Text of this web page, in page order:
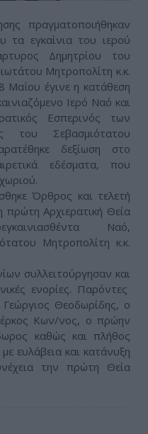
πραγματοποιήθηκαν
τα εγκαίνια του ιερού
Δημητρίου του
Μητροπολίτη κ.κ.
έγινε η κατάθεση
Ιερό Ναό και
Εσπερινός των
του Σεβασμιότατου
δεξίωση στο
εδέσματα, που
Όρθρος και τελετή
πρώτη Αρχιερατική Θεία
Ναό,
Μητροπολίτη κ.κ.
συλλειτούργησαν και
ενορίες. Παρόντες
Θεοδωρίδης, ο
Κων/νος, ο πρώην
καθώς και πλήθος
ευλάβεια και κατάνυξη
την πρώτη Θεία